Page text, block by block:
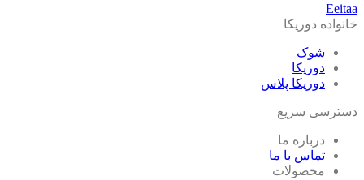
Eeitaa
خانواده دوریکا
شوک
دوریکا
دوریکا پلاس
دسترسی سریع
درباره ما
تماس با ما
محصولات